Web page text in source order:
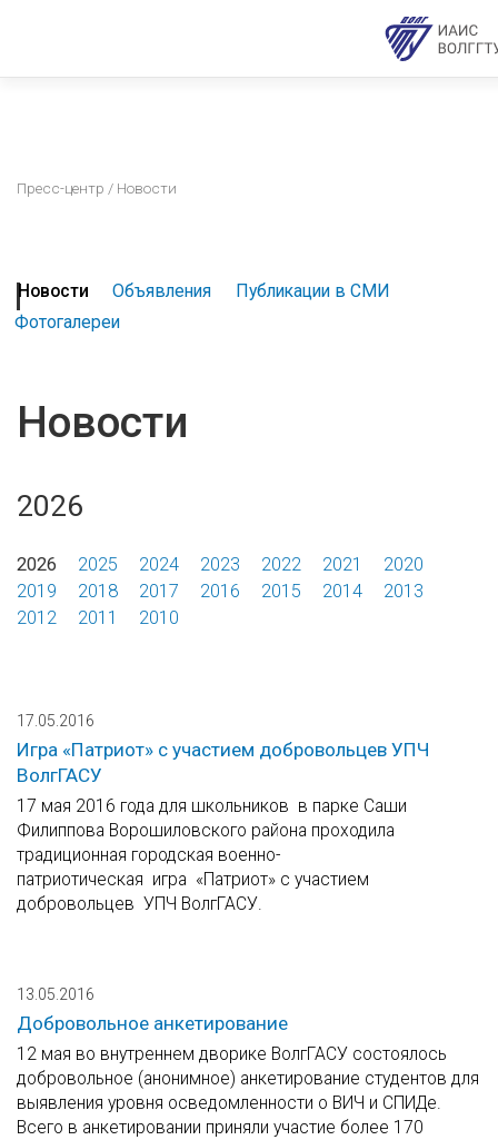
Пресс-центр / Новости
Новости Объявления
Публикации в СМИ
Фотогалереи
Новости
2026
2026 2025 2024 2023 2022 2021
2020
2019
2018 2017 2016 2015 2014
2013
2012
2011 2010
17.05.2016
Игра «Патриот» с участием добровольцев УПЧ
ВолгГАСУ
17 мая 2016 года для школьников в парке Саши
Филиппова Ворошиловского района проходила
традиционная городская военно-
патриотическая игра «Патриот» с участием
добровольцев УПЧ ВолгГАСУ.
13.05.2016
Добровольное анкетирование
12 мая во внутреннем дворике ВолгГАСУ состоялось
добровольное (анонимное) анкетирование студентов для
выявления уровня осведомленности о ВИЧ и СПИДе.
Всего в анкетировании приняли участие более 170